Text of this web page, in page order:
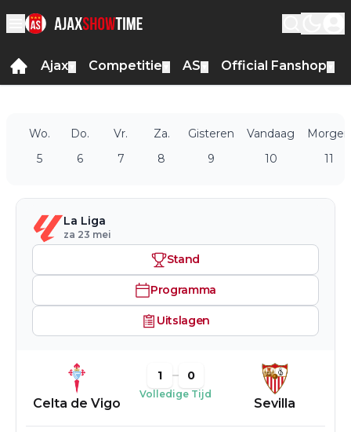
Ajax Competitie AS Official Fanshop
Wo.
5
Do.
6
Vr.
7
Za.
8
Gisteren
9
Vandaag
10
Morgen
11
La Liga
za 23 mei
Stand
Programma
Uitslagen
Celta de Vigo
1 0
Volledige Tijd
Sevilla